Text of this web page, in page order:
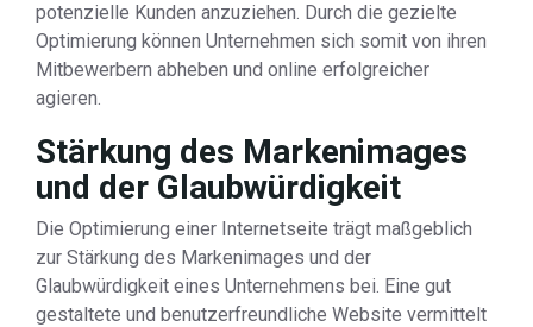
potenzielle Kunden anzuziehen. Durch die gezielte
Optimierung können Unternehmen sich somit von ihren
Mitbewerbern abheben und online erfolgreicher
agieren.
Stärkung des Markenimages
und der Glaubwürdigkeit
Die Optimierung einer Internetseite trägt maßgeblich
zur Stärkung des Markenimages und der
Glaubwürdigkeit eines Unternehmens bei. Eine gut
gestaltete und benutzerfreundliche Website vermittelt